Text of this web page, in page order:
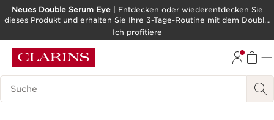
WEITER ZUM INHALT
BARRIEREFREIHEITSWERKZEUG
Neues Double Serum Eye| Entdecken oder wiederentdecken Sie
dieses Produkt und erhalten Sie Ihre 3-Tage-Routine mit dem Double
Serum als Geschenk!
Ich profitiere
Legende suchen